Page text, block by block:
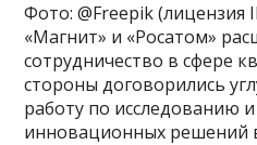
Фото: @Freepik (лицензия
«Магнит» и «Росатом»
сотрудничество в сфере
стороны договорились
работу по исследованию
инновационных решений